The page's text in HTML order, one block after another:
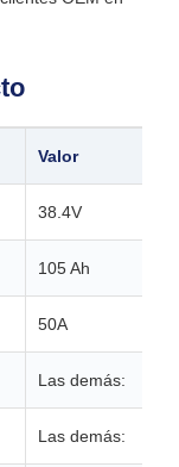
Valor
38.4V
105 Ah
50A
Las demás:
Las demás: